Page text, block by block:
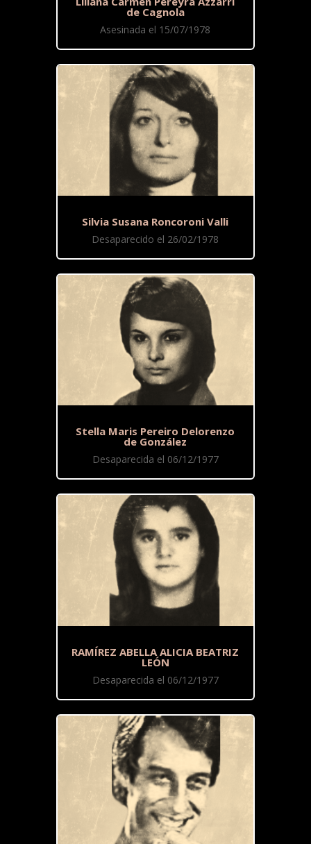
de Cagnola
Asesinada el 15/07/1978
Silvia Susana Roncoroni Valli
Desaparecido el 26/02/1978
Stella Maris Pereiro Delorenzo
de González
Desaparecida el 06/12/1977
RAMÍREZ ABELLA ALICIA BEATRIZ
LEÓN
Desaparecida el 06/12/1977